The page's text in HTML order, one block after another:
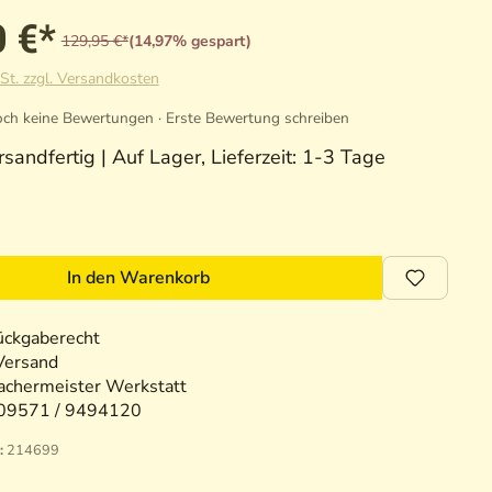
€* 129,95 €*(14,97% gespart)
zzgl. Versandkosten
keine Bewertungen · Erste Bewertung schreiben
| Auf Lager, Lieferzeit: 1-3 Tage
In den Warenkorb
Werkstatt
/ 9494120
214699